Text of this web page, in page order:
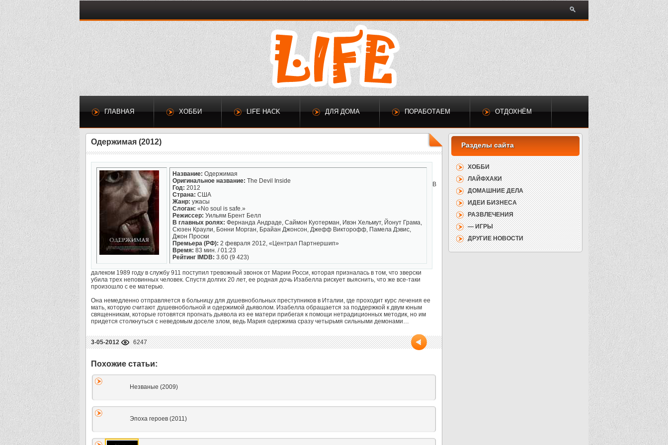
ГЛАВНАЯ ХОББИ LIFE HACK ДЛЯ ДОМА ПОРАБОТАЕМ ОТДОХНЁМ
Одержимая (2012)
Название: Одержимая
Оригинальное название: The Devil Inside
Год: 2012
Страна: США
Жанр: ужасы
Слоган: «No soul is safe.»
Режиссер: Уильям Брент Белл
В главных ролях: Фернанда Андраде, Саймон Куотерман, Ивэн Хельмут, Йонут Грама,
Сюзен Краули, Бонни Морган, Брайан Джонсон, Джефф Викторофф, Памела Дэвис,
Джон Проски
Премьера (РФ): 2 февраля 2012, «Централ Партнершип»
Время: 83 мин. / 01:23
Рейтинг IMDB: 3.60 (9 423)
В
далеком 1989 году в службу 911 поступил тревожный звонок от Марии Росси, которая призналась в том, что зверски
убила трех неповинных человек. Спустя долгих 20 лет, ее родная дочь Изабелла рискует выяснить, что же все-таки
произошло с ее матерью.
Она немедленно отправляется в больницу для душевнобольных преступников в Италии, где проходит курс лечения ее
мать, которую считают душевнобольной и одержимой дьяволом. Изабелла обращается за поддержкой к двум юным
священникам, которые готовятся прогнать дьявола из ее матери прибегая к помощи нетрадиционных методик, но им
придется столкнуться с неведомым доселе злом, ведь Мария одержима сразу четырьмя сильными демонами…
3-05-2012 6247
Незваные (2009)
Эпоха героев (2011)
ХОББИ
ЛАЙФХАКИ
ДОМАШНИЕ ДЕЛА
ИДЕИ БИЗНЕСА
РАЗВЛЕЧЕНИЯ
— ИГРЫ
ДРУГИЕ НОВОСТИ